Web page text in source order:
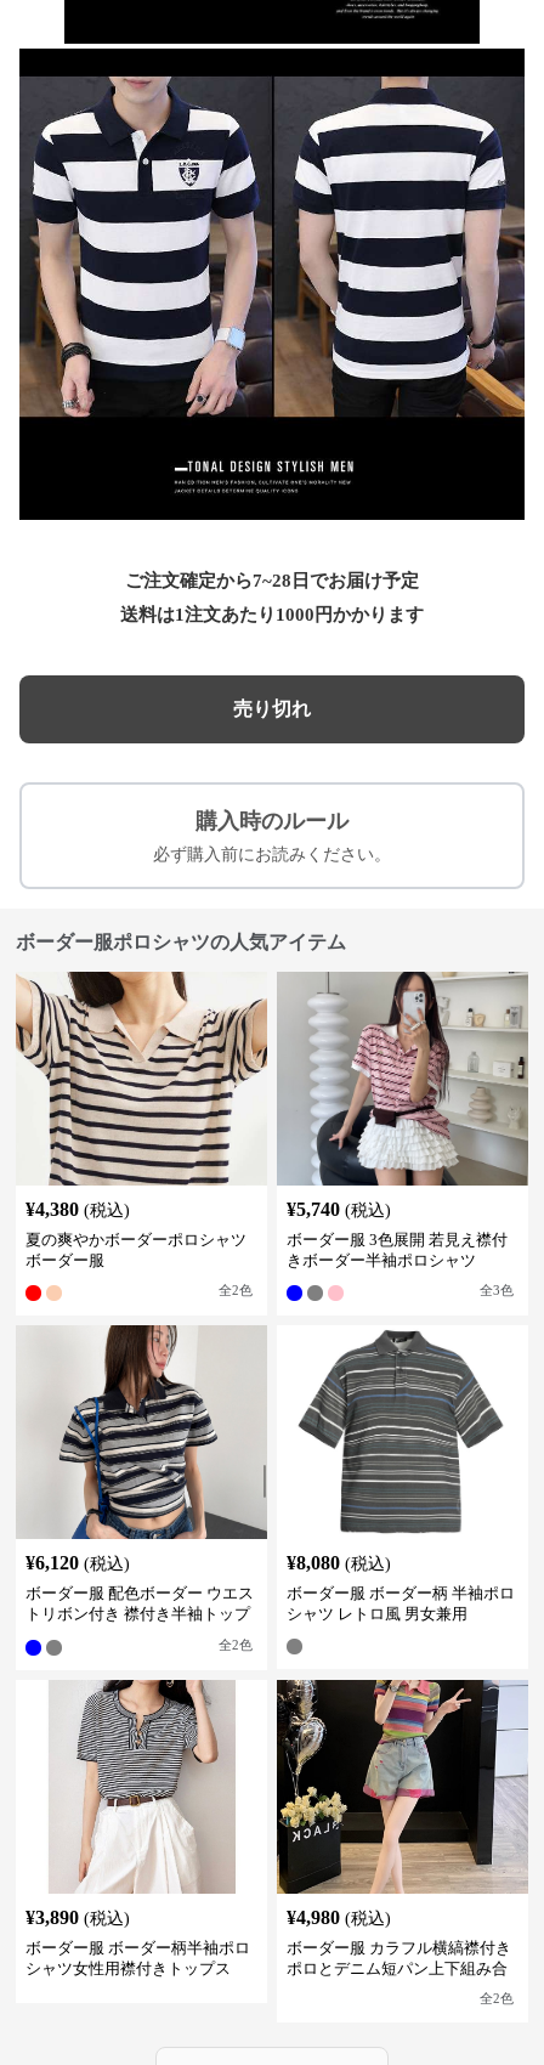
ご注文確定から7~28日でお届け予定
送料は1注文あたり 1000 円かかります
売り切れ
購入時のルール
必ず購入前にお読みください。
ボーダー服ポロシャツの人気アイテム
¥4,380 (税込)
夏の爽やかボーダーポロシャツ
ボーダー服
全2色
¥5,740 (税込)
ボーダー服 3色展開 若見え襟付
きボーダー半袖ポロシャツ
全3色
¥6,120 (税込)
ボーダー服 配色ボーダー ウエス
トリボン付き 襟付き半袖トップ
全2色
¥8,080 (税込)
ボーダー服 ボーダー柄 半袖ポロ
シャツ レトロ風 男女兼用
¥3,890 (税込)
ボーダー服 ボーダー柄半袖ポロ
シャツ女性用襟付きトップス
¥4,980 (税込)
ボーダー服 カラフル横縞襟付き
ポロとデニム短パン上下組み合
全2色